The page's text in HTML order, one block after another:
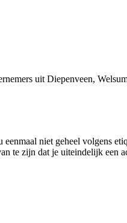
uit Diepenveen,
niet geheel volgens
te zijn dat je uiteindelijk een